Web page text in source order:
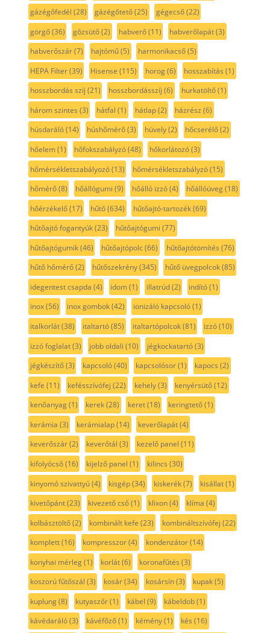
gázégőfedél (28) gázégőtető(25) gégecső(22)
görgő(36) gőzsütő(2) habverő(11) habverőlapát(3)
habverőszár(7) hajtómű(5) harmonikacső(5)
HEPA Filter(39) Hisense (115) horog(6) hosszabítás (1)
hosszbordás szíj (21) hosszbordásszíj (6) hurkatöltő(1)
három szintes (3) hátfal (1) hátlap(2) házrész (6)
húsdaráló(14) húshőmérő(3) hüvely(2) hőcserélő(2)
hőelem(1) hőfokszabályzó(48) hőkorlátozó(3)
hőmérsékletszabályozó(13) hőmérsékletszabályzó(15)
hőmérő(8) hőállógumi (9) hőálló izzó(4) hőállóüveg(18)
hőérzékelő(17) hűtő(634) hűtőajtó-tartozék(69)
hűtőajtó fogantyúk(23) hűtőajtógumi (77)
hűtőajtógumik(46) hűtőajtópolc(66) hűtőajtótömítés (76)
hűtő hőmérő(2) hűtőszekrény(345) hűtő üvegpolcok(85)
idegentest csapda (4) idom(1) illatrúd(2) indító(1)
inox(56) inox gombok(42) ionizáló kapcsoló(1)
italkorlát(38) italtartó(85) italtartópolcok(81) izzó(10)
izzó foglalat(3) jobb oldali (10) jégkockatartó(3)
jégkészítő(3) kapcsoló(40) kapcsolósor(1) kapocs (2)
kefe (11) kefésszívófej (22) kehely(3) kenyérsütő(12)
kenőanyag(1) kerek(28) keret(18) keringtető(1)
kerámia (3) kerámialap(14) keverőlapát(4)
keverőszár(2) keverőtál (3) kezelő panel (11)
kifolyócső(16) kijelző panel (1) kilincs (30)
kinyomó szivattyú(4) kisgép(34) kiskerék(7) kisállat(1)
kivetőpánt(23) kivezető cső(1) klixon(4) klíma (4)
kolbásztöltő(2) kombinált kefe (23) kombináltszívófej (22)
komplett(16) kompresszor(4) kondenzátor(14)
konyhai mérleg(1) korlát(6) koronafűtés (3)
koszorú fűtőszál (3) kosár(34) kosársín(3) kupak(5)
kuplung(8) kutyaszőr(1) kábel (9) kábeldob(1)
kávédaráló(3) kávéfőző(1) kémény(1) kés (16)